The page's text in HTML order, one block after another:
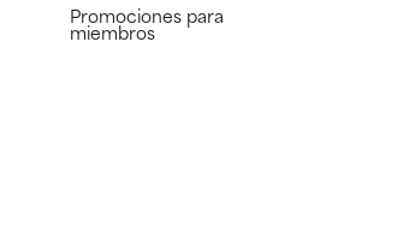
Promociones para
miembros